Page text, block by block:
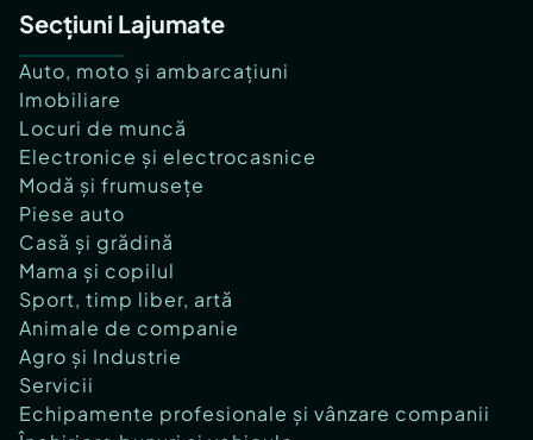
Secțiuni Lajumate
Auto, moto și ambarcațiuni
Imobiliare
Locuri de muncă
Electronice și electrocasnice
Modă și frumusețe
Piese auto
Casă și grădină
Mama și copilul
Sport, timp liber, artă
Animale de companie
Agro și Industrie
Servicii
Echipamente profesionale și vânzare companii